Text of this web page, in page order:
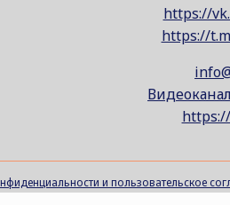
https://
https://
и пользовательское